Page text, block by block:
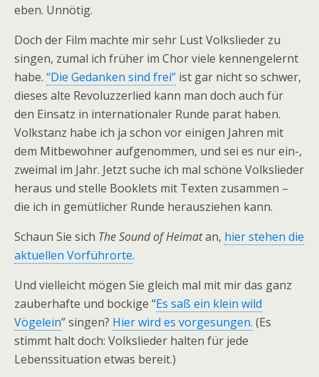
eben. Unnötig.
Doch der Film machte mir sehr Lust Volkslieder zu
singen, zumal ich früher im Chor viele kennengelernt
habe. “Die Gedanken sind frei” ist gar nicht so schwer,
dieses alte Revoluzzerlied kann man doch auch für
den Einsatz in internationaler Runde parat haben.
Volkstanz habe ich ja schon vor einigen Jahren mit
dem Mitbewohner aufgenommen, und sei es nur ein-,
zweimal im Jahr. Jetzt suche ich mal schöne Volkslieder
heraus und stelle Booklets mit Texten zusammen –
die ich in gemütlicher Runde herausziehen kann.
Schaun Sie sich The Sound of Heimatan, hier stehen die
aktuellen Vorführorte.
Und vielleicht mögen Sie gleich mal mit mir das ganz
zauberhafte und bockige “Es saß ein klein wild
Vögelein” singen? Hier wird es vorgesungen. (Es
stimmt halt doch: Volkslieder halten für jede
Lebenssituation etwas bereit.)